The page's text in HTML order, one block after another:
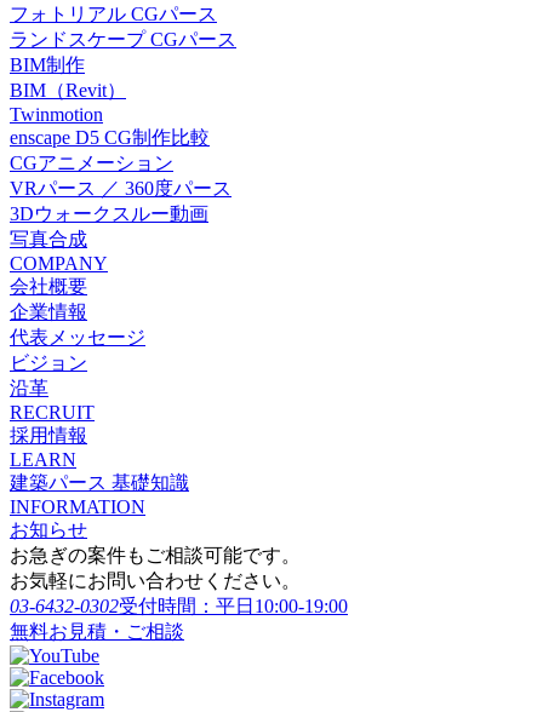
フォトリアル CGパース
ランドスケープ CGパース
BIM制作
BIM（Revit）
Twinmotion
enscape D5 CG制作比較
CGアニメーション
VRパース ／ 360度パース
3Dウォークスルー動画
写真合成
COMPANY
会社概要
企業情報
代表メッセージ
ビジョン
沿革
RECRUIT
採用情報
LEARN
建築パース 基礎知識
INFORMATION
お知らせ
お急ぎの案件もご相談可能です。
お気軽にお問い合わせください。
03-6432-0302受付時間：平日10:00-19:00
無料お見積・ご相談